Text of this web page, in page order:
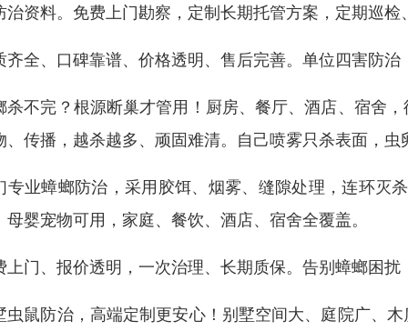
治资料。免费上门勘察，定制长期托管方案，定期巡
齐全、口碑靠谱、价格透明、售后完善。单位四害防
杀不完？根源断巢才管用！厨房、餐厅、酒店、宿舍
、传播，越杀越多、顽固难清。自己喷雾只杀表面，
专业蟑螂防治，采用胶饵、烟雾、缝隙处理，连环灭
母婴宠物可用，家庭、餐饮、酒店、宿舍全覆盖。
上门、报价透明，一次治理、长期质保。告别蟑螂困
虫鼠防治，高端定制更安心！别墅空间大、庭院广、